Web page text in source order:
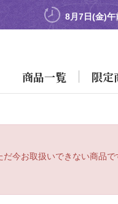
8月7日(金)
商品一覧 限定
今お取扱いできない商品で